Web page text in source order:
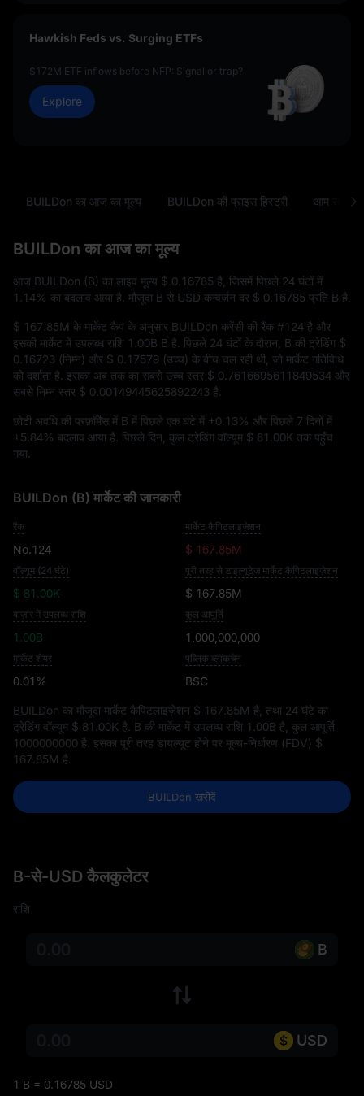
Hawkish Feds vs. Surging ETFs
$172M ETF inflows before NFP: Signal or trap?
Explore
BUILDon का आज का मूल्य BUILDon की प्राइस हिस्ट्री आम सवाल
BUILDon का आज का मूल्य
आज BUILDon (B) का लाइव मूल्य $ 0.16785 है, जिसमें पिछले 24 घंटों में
1.14% का बदलाव आया है. मौजूदा B से USD कन्वर्ज़न दर $ 0.16785 प्रति B है.
$ 167.85M के मार्केट कैप के अनुसार BUILDon करेंसी की रैंक #124 है और
इसकी मार्केट में उपलब्ध राशि 1.00B B है. पिछले 24 घंटों के दौरान, B की ट्रेडिंग $
0.16723 (निम्न) और $ 0.17579 (उच्च) के बीच चल रही थी, जो मार्केट गतिविधि
को दर्शाता है. इसका अब तक का सबसे उच्च स्तर $ 0.7616695611849534 और
सबसे निम्न स्तर $ 0.00149445625892243 है.
छोटी अवधि की परफ़ॉर्मेंस में B में पिछले एक घंटे में +0.13% और पिछले 7 दिनों में
+5.84% बदलाव आया है. पिछले दिन, कुल ट्रेडिंग वॉल्यूम $ 81.00K तक पहुँच
गया.
BUILDon (B) मार्केट की जानकारी
रैंक
No.124
मार्केट कैपिटलाइज़ेशन
$ 167.85M
वॉल्यूम (24 घंटे)
$ 81.00K
पूरी तरह से डाइल्यूटेज मार्केट कैपिटलाइज़ेशन
$ 167.85M
बाज़ार में उपलब्ध राशि
1.00B
कुल आपूर्ति
1,000,000,000
मार्केट शेयर
0.01%
पब्लिक ब्लॉकचेन
BSC
BUILDon का मौजूदा मार्केट कैपिटलाइज़ेशन $ 167.85M है, तथा 24 घंटे का
ट्रेडिंग वॉल्यूम $ 81.00K है. B की मार्केट में उपलब्ध राशि 1.00B है, कुल आपूर्ति
1000000000 है. इसका पूरी तरह डायल्यूट होने पर मूल्य-निर्धारण (FDV) $
167.85M है.
BUILDon खरीदें
B-से-USD कैलकुलेटर
राशि
B
USD
1 B = 0.16785 USD